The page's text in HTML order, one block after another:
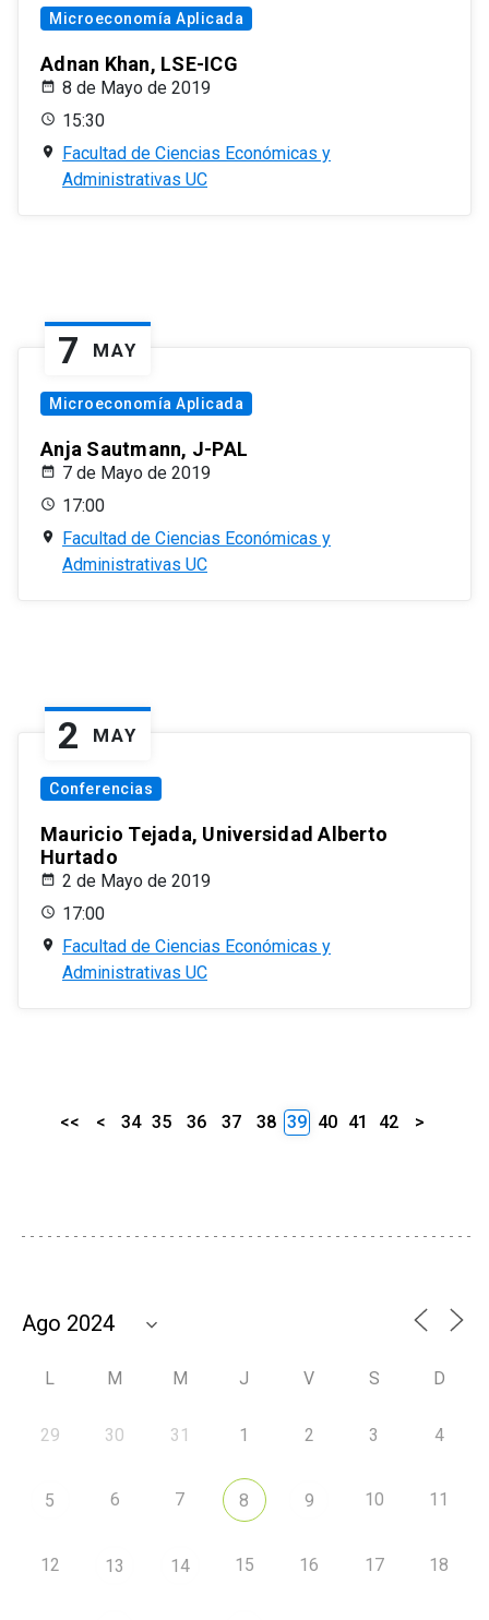
Microeconomía Aplicada
Adnan Khan, LSE-ICG
8 de Mayo de 2019
15:30
Facultad de Ciencias Económicas y
Administrativas UC
7 MAY
Microeconomía Aplicada
Anja Sautmann, J-PAL
7 de Mayo de 2019
17:00
Facultad de Ciencias Económicas y
Administrativas UC
2 MAY
Conferencias
Mauricio Tejada, Universidad Alberto
Hurtado
2 de Mayo de 2019
17:00
Facultad de Ciencias Económicas y
Administrativas UC
<< < 34 35 36 37 38 39 40 41 42 >
L M M J V S D
29 30 31 1 2 3 4
5 6 7 8 9 10 11
12 13 14 15 16 17 18